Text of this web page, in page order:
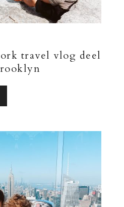
travel vlog deel